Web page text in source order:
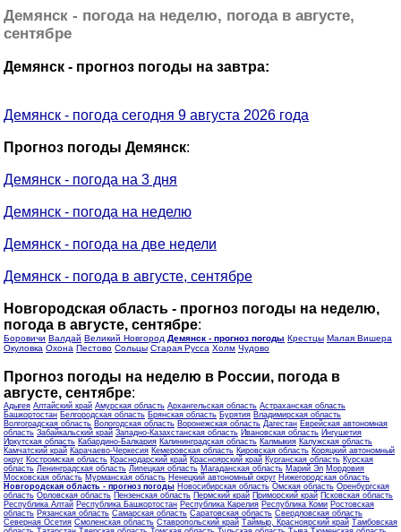
Демянск - погода на неделю, погода в августе,
сентябре
Демянск - прогноз погоды на завтра:
Демянск - погода сегодня 9 августа 2026 года
Прогноз погоды Демянск:
Демянск - погода на 3 дня
Демянск - погода на неделю
Демянск - погода на две недели
Демянск - погода в августе, сентябре
Новгородская область - прогноз погоды на неделю,
погода в августе, сентябре:
Боровичи Валдай Великий Новгород Демянск - прогноз погоды Крестцы Малая Вишера
Окуловка Охона Пестово Сольцы Старая Русса Холм Чудово
Прогноз погоды на неделю в России, погода в
августе, сентябре:
Адыгея Алтайский край Амурская область Архангельская область Астраханская область
Башкортостан Белгородская область Брянская область Бурятия Владимирская область
Волгоградская область Вологодская область Воронежская область Дагестан Еврейская автономная
область Забайкальский край Западно-Казахстанская область Ивановская область Ингушетия
Иркутская область Кабардино-Балкария Калининградская область Калмыкия Калужская область
Камчатский край Карачаево-Черкесия Кемеровская область Кировская область Коряцкий автономный
округ Костромская область Краснодарский край Красноярский край Курганская область Курская
область Ленинградская область Липецкая область Магаданская область Марий Эл Мордовия
Московская область Мурманская область Ненецкий автономный округ Нижегородская область
Новгородская область - прогноз погоды Новосибирская область Омская область Оренбургская
область Орловская область Пензенская область Пермский край Приморский край Псковская область
Республика Алтай Республика Башкортостан Республика Карелия Республика Коми Ростовская
область Рязанская область Самарская область Саратовская область Свердловская область
Северная Осетия Смоленская область Ставропольский край Таймыр, Красноярский край Тамбовская